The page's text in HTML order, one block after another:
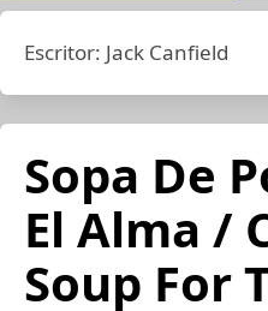
Escritor: Jack Canfield
Sopa De
El Alma /
Soup For